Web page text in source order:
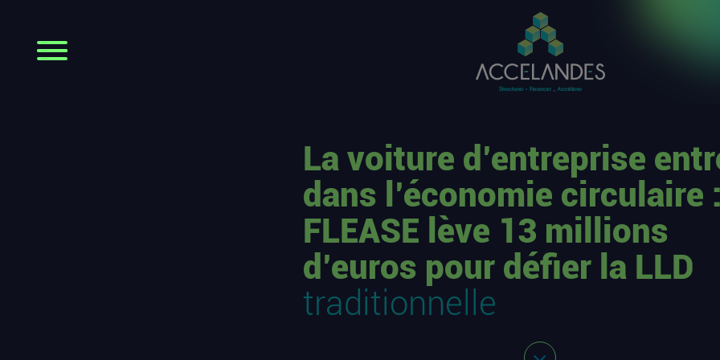
La voiture d’entreprise
dans l’économie circulaire
FLEASE lève 13 millions
d’euros pour défier la LLD
traditionnelle